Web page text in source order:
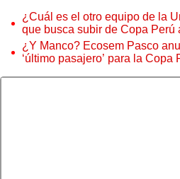
¿Cuál es el otro equipo de la
que busca subir de Copa Perú
¿Y Manco? Ecosem Pasco
‘último pasajero’ para la Copa